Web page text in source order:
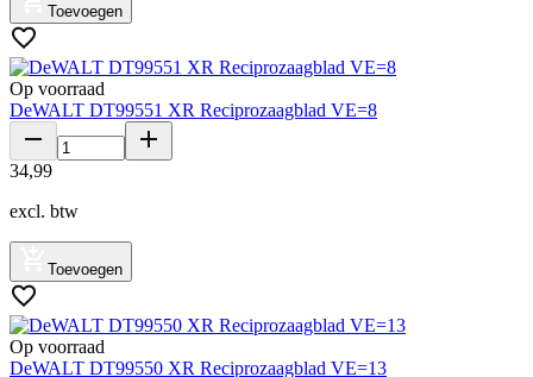
Toevoegen
Op voorraad
DeWALT DT99551 XR Reciprozaagblad VE=8
34,99
excl. btw
Toevoegen
Op voorraad
DeWALT DT99550 XR Reciprozaagblad VE=13